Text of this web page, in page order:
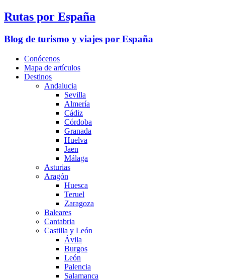
Rutas por España
Blog de turismo y viajes por España
Conócenos
Mapa de artículos
Destinos
Andalucia
Sevilla
Almería
Cádiz
Córdoba
Granada
Huelva
Jaen
Málaga
Asturias
Aragón
Huesca
Teruel
Zaragoza
Baleares
Cantabria
Castilla y León
Ávila
Burgos
León
Palencia
Salamanca